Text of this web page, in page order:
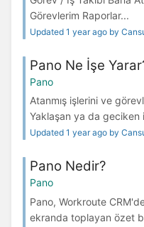
Görevlerim Raporlar...
Updated 1 year ago by
Pano Ne İşe
Pano
Atanmış işlerini ve
Yaklaşan ya da geciken
Updated 1 year ago by
Pano Nedir?
Pano
Pano, Workroute
ekranda toplayan özet